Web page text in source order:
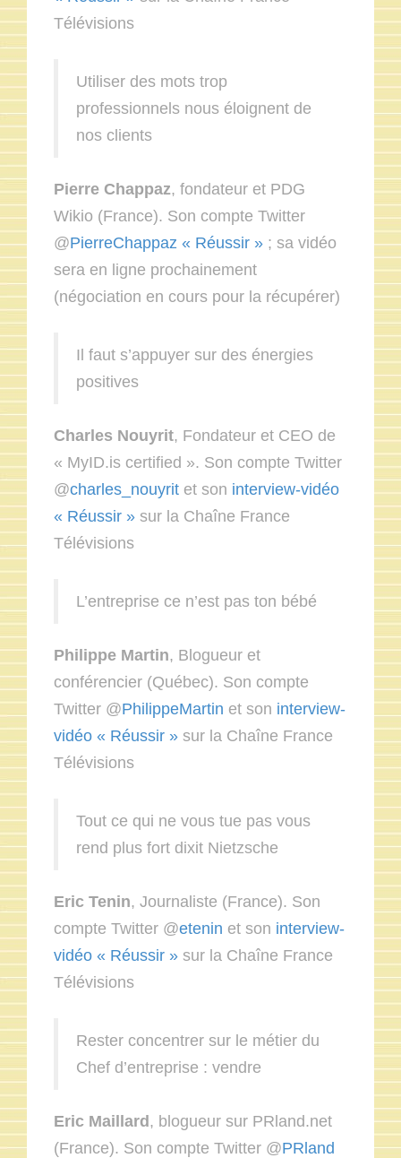
Télévisions
Utiliser des mots trop
professionnels nous éloignent de
nos clients
Pierre Chappaz, fondateur et PDG
Wikio (France). Son compte Twitter
@PierreChappaz « Réussir » ; sa vidéo
sera en ligne prochainement
(négociation en cours pour la récupérer)
Il faut s’appuyer sur des énergies
positives
Charles Nouyrit, Fondateur et CEO de
« MyID.is certified ». Son compte Twitter
@charles_nouyrit et son interview-vidéo
« Réussir » sur la Chaîne France
Télévisions
L’entreprise ce n’est pas ton bébé
Philippe Martin, Blogueur et
conférencier (Québec). Son compte
Twitter @PhilippeMartin et son interview-
vidéo « Réussir » sur la Chaîne France
Télévisions
Tout ce qui ne vous tue pas vous
rend plus fort dixit Nietzsche
Eric Tenin, Journaliste (France). Son
compte Twitter @etenin et son interview-
vidéo « Réussir » sur la Chaîne France
Télévisions
Rester concentrer sur le métier du
Chef d’entreprise : vendre
Eric Maillard , blogueur sur PRland.net
(France). Son compte Twitter @PRland